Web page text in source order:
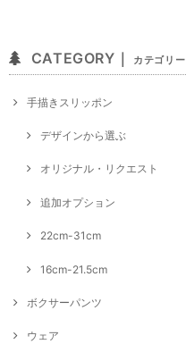
CATEGORY｜ カテゴリー
手描きスリッポン
デザインから選ぶ
オリジナル・リクエスト
追加オプション
22cm-31cm
16cm-21.5cm
ボクサーパンツ
ウェア